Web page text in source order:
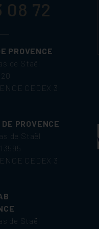
08 72
PROVENCE
de Staël
CEDEX 3
PROVENCE
de Staël
CEDEX 3
de Staël